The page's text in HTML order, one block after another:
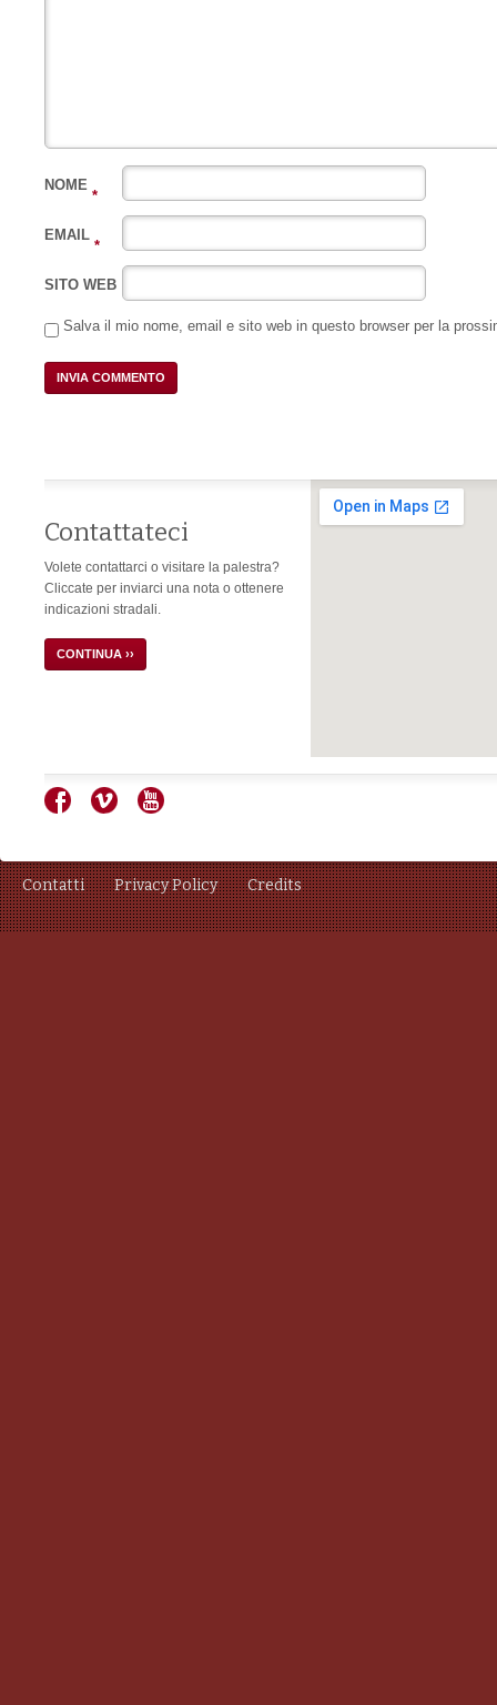
NOME
*
EMAIL
*
SITO WEB
Salva il mio nome, email e sito web in questo browser per la
Contattateci
Volete contattarci o visitare la palestra?
Cliccate per inviarci una nota o ottenere
indicazioni stradali.
CONTINUA ››
Contatti Privacy Policy Credits